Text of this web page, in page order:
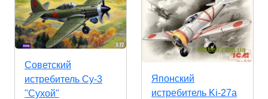
Советский
истребитель Су-3
"Сухой"
Японский
истребитель Ki-27а